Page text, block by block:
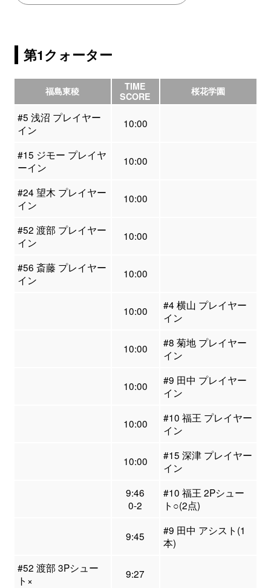
第1クォーター
福島東稜
TIME
SCORE
桜花学園
#5 浅沼 プレイヤー
イン
10:00
#15 ジモー プレイヤ
ーイン
10:00
#24 望木 プレイヤー
イン
10:00
#52 渡部 プレイヤー
イン
10:00
#56 斎藤 プレイヤー
イン
10:00
10:00
#4 横山 プレイヤー
イン
10:00
#8 菊地 プレイヤー
イン
10:00
#9 田中 プレイヤー
イン
10:00
#10 福王 プレイヤー
イン
10:00
#15 深津 プレイヤー
イン
9:46
0-2
#10 福王 2Pシュー
ト○(2点)
9:45
#9 田中 アシスト(1
本)
#52 渡部 3Pシュー
ト×
9:27